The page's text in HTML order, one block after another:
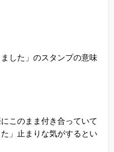
した」のスタンプの意味
このまま付き合っていて
」止まりな気がするとい